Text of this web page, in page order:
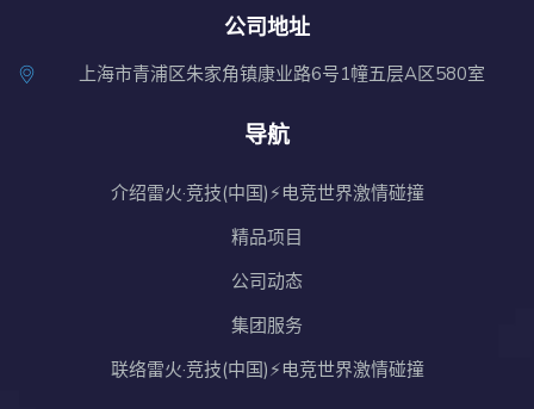
公司地址
上海市青浦区朱家角镇康业路6号1幢五层A区580室
导航
介绍雷火·竞技(中国)⚡电竞世界激情碰撞
精品项目
公司动态
集团服务
联络雷火·竞技(中国)⚡电竞世界激情碰撞